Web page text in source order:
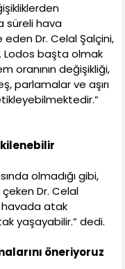
süreli hava
Dr. Celal Şalçini,
Lodos başta olmak
oranının değişikliği,
parlamalar ve aşırı
olmadığı gibi,
Dr. Celal
havada atak
yaşayabilir.” dedi.
öneriyoruz